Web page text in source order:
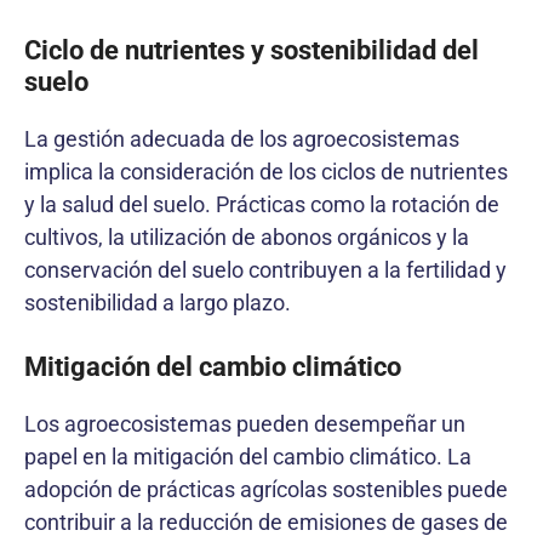
Ciclo de nutrientes y sostenibilidad del
suelo
La gestión adecuada de los agroecosistemas
implica la consideración de los ciclos de nutrientes
y la salud del suelo. Prácticas como la rotación de
cultivos, la utilización de abonos orgánicos y la
conservación del suelo contribuyen a la fertilidad y
sostenibilidad a largo plazo.
Mitigación del cambio climático
Los agroecosistemas pueden desempeñar un
papel en la mitigación del cambio climático. La
adopción de prácticas agrícolas sostenibles puede
contribuir a la reducción de emisiones de gases de